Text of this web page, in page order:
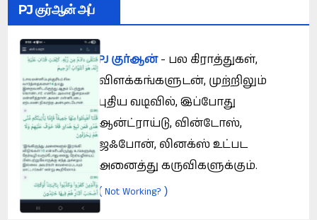
PJ குர்ஆன் அப்
PJ குர்ஆன்- பல கிராத்துகள்,
விளக்கங்களுடன், முற்றிலும்
புதிய வடிவில், இப்போது
ஆன்ட்ராய்டு, வின்டோஸ்,
ஜஃபோன், லினக்ஸ் உட்பட
அனைத்து கருவிகளுக்கும்.
(Not Working? )